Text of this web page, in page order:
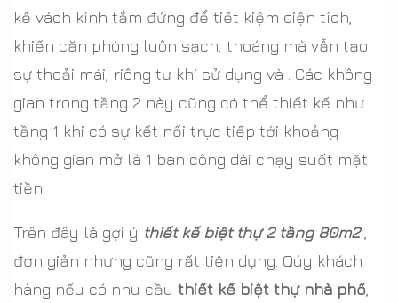
kế vách kính tắm đứng để tiết kiệm diện tích,
khiến căn phòng luôn sạch, thoáng mà vẫn tạo
sự thoải mái, riêng tư khi sử dụng và . Các không
gian trong tầng 2 này cũng có thể thiết kế như
tầng 1 khi có sự kết nối trực tiếp tới khoảng
không gian mở là 1 ban công dài chạy suốt mặt
tiền.
Trên đây là gợi ý thiết kế biệt thự 2 tầng 80m2,
đơn giản nhưng cũng rất tiện dụng. Qúy khách
hàng nếu có nhu cầu thiết kế biệt thự nhà phố